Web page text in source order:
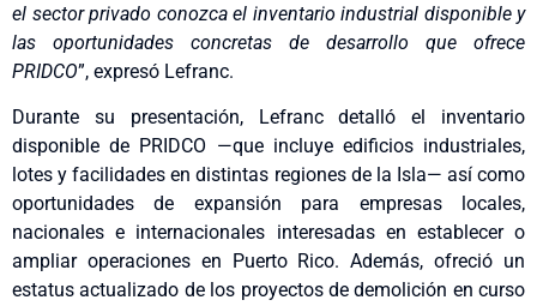
el sector privado conozca el inventario industrial disponible y
las oportunidades concretas de desarrollo que ofrece
PRIDCO”, expresó Lefranc.
Durante su presentación, Lefranc detalló el inventario
disponible de PRIDCO —que incluye edificios industriales,
lotes y facilidades en distintas regiones de la Isla— así como
oportunidades de expansión para empresas locales,
nacionales e internacionales interesadas en establecer o
ampliar operaciones en Puerto Rico. Además, ofreció un
estatus actualizado de los proyectos de demolición en curso